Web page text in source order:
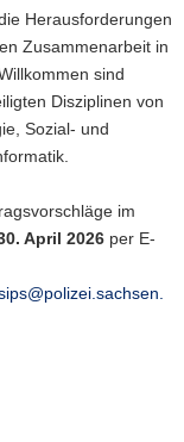
Herausforderungen
Zusammenarbeit in
sind
Disziplinen von
Sozial- und
im
April 2026 per E-